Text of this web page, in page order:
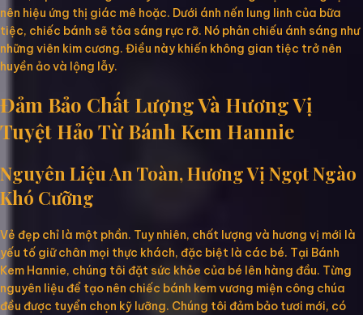
nên hiệu ứng thị giác mê hoặc. Dưới ánh nến lung linh của bữa
tiệc, chiếc bánh sẽ tỏa sáng rực rỡ. Nó phản chiếu ánh sáng như
những viên kim cương. Điều này khiến không gian tiệc trở nên
huyền ảo và lộng lẫy.
Đảm Bảo Chất Lượng Và Hương Vị
Tuyệt Hảo Từ Bánh Kem Hannie
Nguyên Liệu An Toàn, Hương Vị Ngọt Ngào
Khó Cưỡng
Vẻ đẹp chỉ là một phần. Tuy nhiên, chất lượng và hương vị mới là
yếu tố giữ chân mọi thực khách, đặc biệt là các bé. Tại Bánh
Kem Hannie, chúng tôi đặt sức khỏe của bé lên hàng đầu. Từng
nguyên liệu để tạo nên chiếc bánh kem vương miện công chúa
đều được tuyển chọn kỹ lưỡng. Chúng tôi đảm bảo tươi mới, có